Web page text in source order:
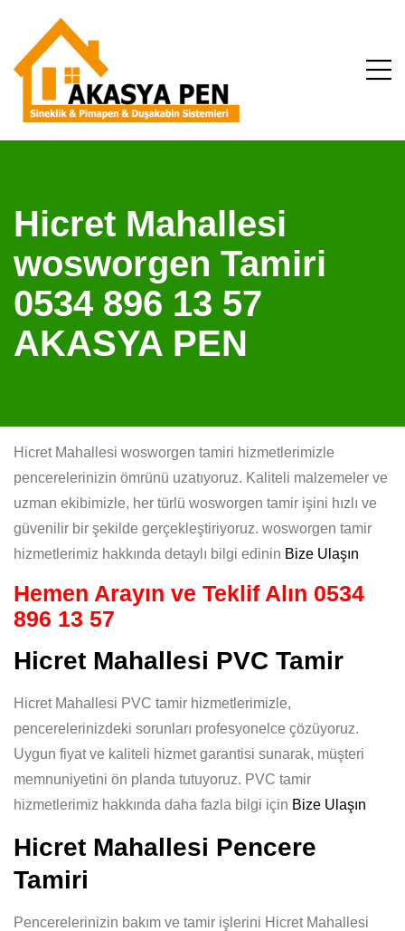
Hicret Mahallesi
wosworgen Tamiri
0534 896 13 57
AKASYA PEN
Hicret Mahallesi wosworgen tamiri hizmetlerimizle
pencerelerinizin ömrünü uzatıyoruz. Kaliteli malzemeler ve
uzman ekibimizle, her türlü wosworgen tamir işini hızlı ve
güvenilir bir şekilde gerçekleştiriyoruz. wosworgen tamir
hizmetlerimiz hakkında detaylı bilgi edinin Bize Ulaşın
Hemen Arayın ve Teklif Alın 0534
896 13 57
Hicret Mahallesi PVC Tamir
Hicret Mahallesi PVC tamir hizmetlerimizle,
pencerelerinizdeki sorunları profesyonelce çözüyoruz.
Uygun fiyat ve kaliteli hizmet garantisi sunarak, müşteri
memnuniyetini ön planda tutuyoruz. PVC tamir
hizmetlerimiz hakkında daha fazla bilgi için Bize Ulaşın
Hicret Mahallesi Pencere
Tamiri
Pencerelerinizin bakım ve tamir işlerini Hicret Mahallesi